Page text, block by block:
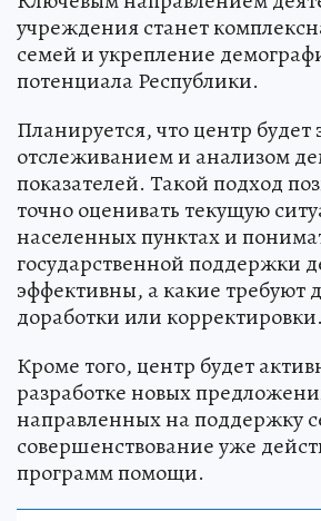
учреждения станет
семей и укрепление
потенциала Республики.
Планируется, что центр будет
отслеживанием и анализом
показателей. Такой подход
точно оценивать текущую
населенных пунктах и
государственной поддержки
эффективны, а какие требуют
доработки или корректировки.
Кроме того, центр будет
разработке новых
направленных на поддержку
совершенствование уже
программ помощи.